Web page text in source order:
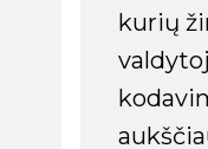
kurių